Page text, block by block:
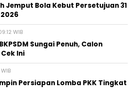
Jemput Bola Kebut Persetujuan 31
WIB
Sungai Penuh, Calon
Ini
Persiapan Lomba PKK Tingkat